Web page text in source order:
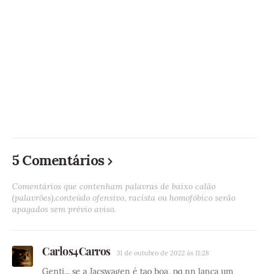
5 Comentários
Comentários que contenham palavras de baixo calão
(palavrões),conteúdo ofensivo, racista ou homofóbico serão
apagados sem prévio aviso.
Carlos4Carros 31 de outubro de 2022 às 11:28
Genti... se a Jacswagen é tao boa, pq nn lança um